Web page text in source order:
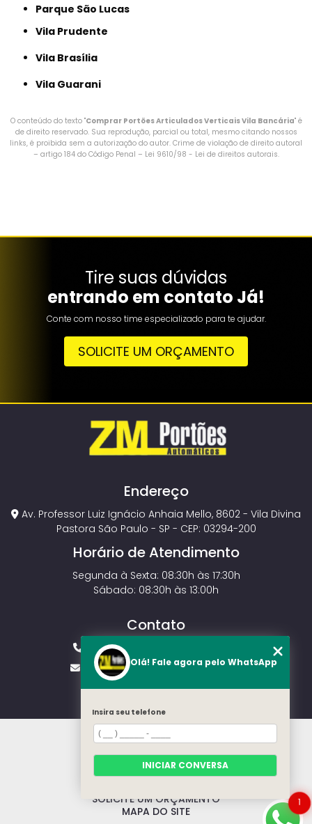
Parque São Lucas
Vila Prudente
Vila Brasília
Vila Guarani
O conteúdo do texto "Comprar Portões Articulados Verticais Vila Bancária" é
de direito reservado. Sua reprodução, parcial ou total, mesmo citando nossos
links, é proibida sem a autorização do autor. Crime de violação de direito autoral
– artigo 184 do Código Penal – Lei 9610/98 - Lei de direitos autorais.
Tire suas dúvidas
entrando em contato Já!
Conte com nosso time especializado para te ajudar.
SOLICITE UM ORÇAMENTO
Endereço
Av. Professor Luiz Ignácio Anhaia Mello, 8602 - Vila Divina
Pastora São Paulo - SP - CEP: 03294-200
Horário de Atendimento
Segunda à Sexta: 08:30h às 17:30h
Sábado: 08:30h às 13:00h
Contato
(11) 2143-4826
vendas.zmportoes@gmail.com
HOME
MODELOS
CONTATO
SOLICITE UM ORÇAMENTO
MAPA DO SITE
1
Olá! Fale agora pelo WhatsApp
Insira seu telefone
INICIAR CONVERSA